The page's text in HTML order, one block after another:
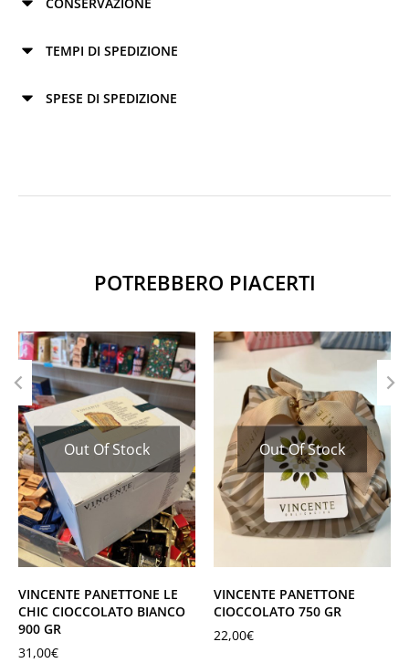
TEMPI DI SPEDIZIONE
SPESE DI SPEDIZIONE
POTREBBERO PIACERTI
Out Of Stock
VINCENTE PANETTONE LE
CHIC CIOCCOLATO BIANCO
900 GR
31,00€
Out Of Stock
VINCENTE PANETTONE
CIOCCOLATO 750 GR
22,00€